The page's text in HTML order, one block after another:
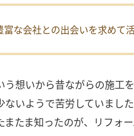
な会社との出会いを求めて
う想いから昔ながらの施
いようで苦労していました
たま知ったのが、リフォー